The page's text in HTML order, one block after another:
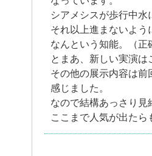
シアメシスが歩行中水
それ以上進まないよ
なんという知能。（
とまあ、新しい実演は
その他の展示内容は
感じました。
なので結構あっさり見
ここまで人気が出たら